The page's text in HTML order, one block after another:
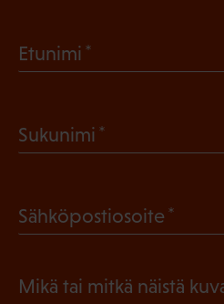
Etunimi
l
n
Sukunimi
k
l
Sähköpostiosoite
Mikä tai mitkä näistä